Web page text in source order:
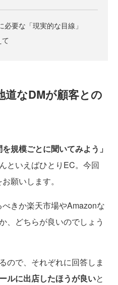
必要な「現実的な目線」
なDMが顧客との
規模ごとに聞いてみよう」
といえばひとりEC。今回
願いします。
きか楽天市場やAmazonな
、どちらが良いのでしょう
ので、それぞれに回答しま
ルに出店したほうが良いと